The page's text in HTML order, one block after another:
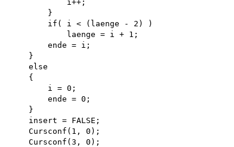
            i++;
        }
        if( i < (laenge - 2) )
            laenge = i + 1;
        ende = i;
    }
    else
    {
        i = 0;
        ende = 0;
    }
    insert = FALSE;
    Cursconf(1, 0);
    Cursconf(3, 0);